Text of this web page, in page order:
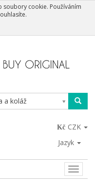
soubory cookie. Používáním
a koláž
CZK
Jazyk
Toggle